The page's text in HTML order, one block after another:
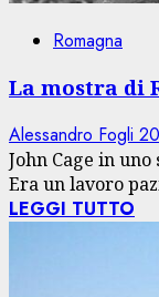
Romagna
La mostra di
Alessandro Fogli
John Cage in
Era un lavoro
LEGGI TUTTO